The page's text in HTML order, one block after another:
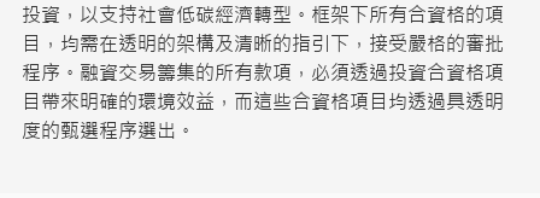
投資，以支持社會低碳經濟轉型。框架下所有合資格的項
目，均需在透明的架構及清晰的指引下，接受嚴格的審批
程序。融資交易籌集的所有款項，必須透過投資合資格項
目帶來明確的環境效益，而這些合資格項目均透過具透明
度的甄選程序選出。